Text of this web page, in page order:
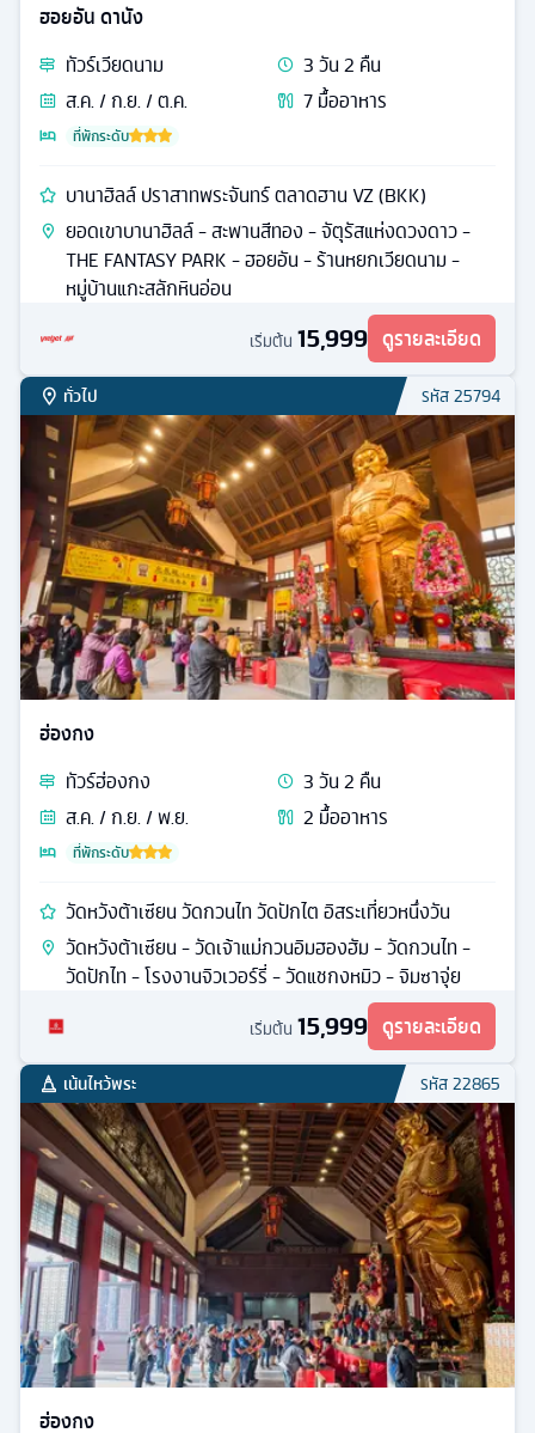
ฮอยอัน ดานัง
ทัวร์เวียดนาม 3วัน2 คืน
ส.ค. / ก.ย. / ต.ค.
7มื้ออาหาร
ที่พักระดับ
บานาฮิลล์ ปราสาทพระจันทร์ ตลาดฮาน VZ (BKK)
ยอดเขาบานาฮิลล์ - สะพานสีทอง - จัตุรัสแห่งดวงดาว -
THE FANTASY PARK - ฮอยอัน - ร้านหยกเวียดนาม -
หมู่บ้านแกะสลักหินอ่อน
เริ่มต้น 15,999 ดูรายละเอียด
ทั่วไป รหัส25794
ฮ่องกง
ทัวร์ฮ่องกง 3วัน2 คืน
ส.ค. / ก.ย. / พ.ย.
2 มื้ออาหาร
ที่พักระดับ
วัดหวังต้าเซียน วัดกวนไท วัดปักไต อิสระเที่ยวหนึ่งวัน
วัดหวังต้าเซียน - วัดเจ้าแม่กวนอิมฮองฮัม - วัดกวนไท -
วัดปักไท - โรงงานจิวเวอร์รี่ - วัดแชกงหมิว - จิมซาจุ่ย
เริ่มต้น 15,999 ดูรายละเอียด
เน้นไหว้พระ รหัส22865
ฮ่องกง